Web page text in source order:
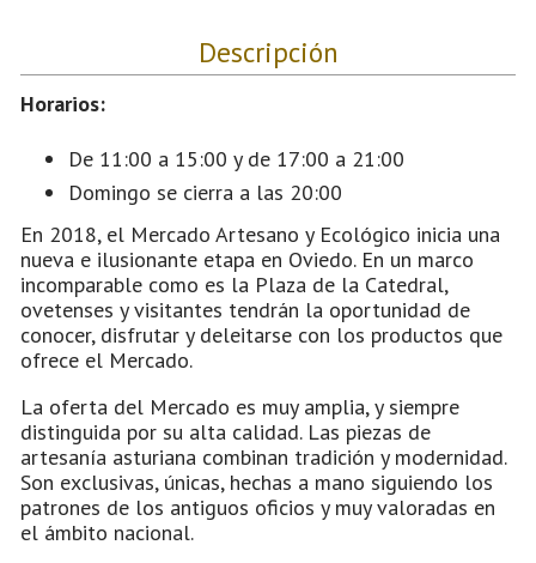
Descripción
Horarios:
De 11:00 a 15:00 y de 17:00 a 21:00
Domingo se cierra a las 20:00
En 2018, el Mercado Artesano y Ecológico inicia una
nueva e ilusionante etapa en Oviedo. En un marco
incomparable como es la Plaza de la Catedral,
ovetenses y visitantes tendrán la oportunidad de
conocer, disfrutar y deleitarse con los productos que
ofrece el Mercado.
La oferta del Mercado es muy amplia, y siempre
distinguida por su alta calidad. Las piezas de
artesanía asturiana combinan tradición y modernidad.
Son exclusivas, únicas, hechas a mano siguiendo los
patrones de los antiguos oficios y muy valoradas en
el ámbito nacional.